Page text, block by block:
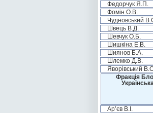
Федорчук Я.П.
Фомін О.В.
Чудновський
Швець В.Д.
Шевчук О.Б.
Шишкіна Е.В.
Шиянов Б.А.
Шлемко Д.В.
Яворівський
Фракція
Ар’єв В.І.